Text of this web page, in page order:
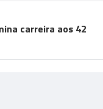
carreira aos 42